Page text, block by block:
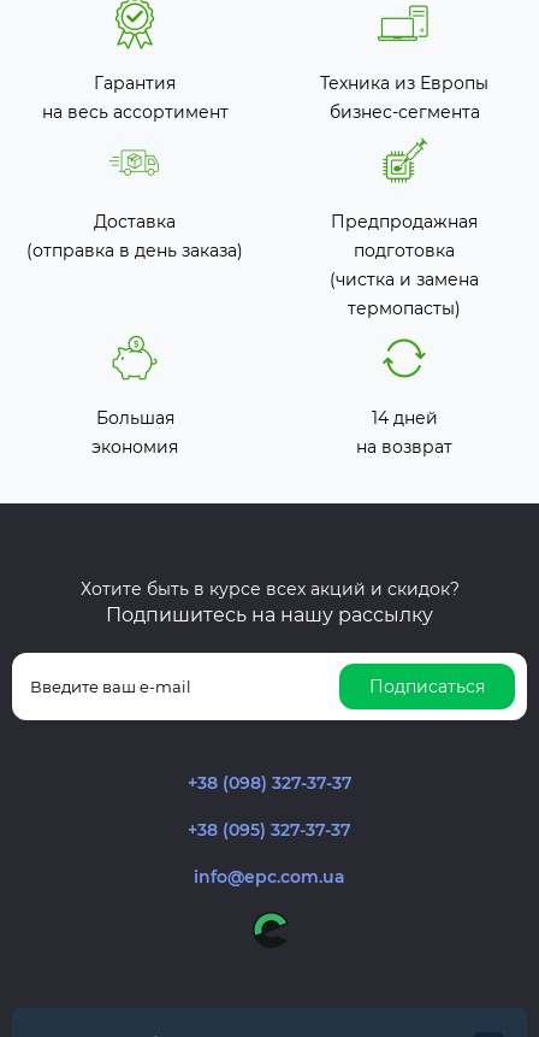
Гарантия
на весь ассортимент
Техника из Европы
бизнес-сегмента
Доставка
(отправка в день заказа)
Предпродажная
подготовка
(чистка и замена
термопасты)
Большая
экономия
14 дней
на возврат
Хотите быть в курсе всех акций и скидок?
Подпишитесь на нашу рассылку
Подписаться
+38 (098) 327-37-37
+38 (095) 327-37-37
info@epc.com.ua